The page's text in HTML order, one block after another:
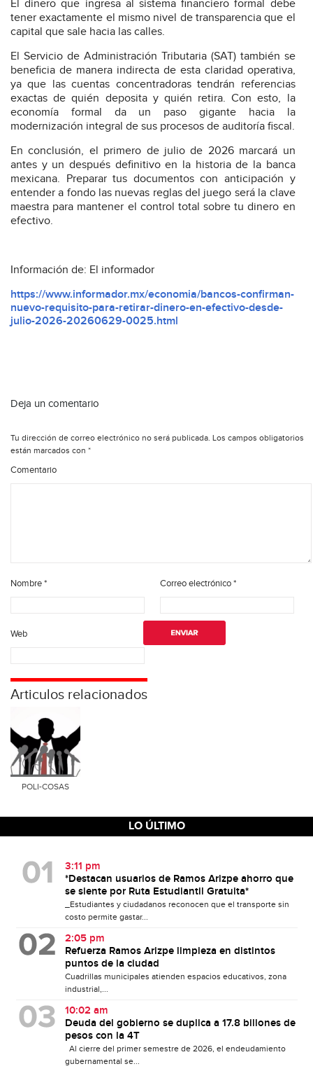
El dinero que ingresa al sistema financiero formal debe
tener exactamente el mismo nivel de transparencia que el
capital que sale hacia las calles.
El Servicio de Administración Tributaria (SAT) también se
beneficia de manera indirecta de esta claridad operativa,
ya que las cuentas concentradoras tendrán referencias
exactas de quién deposita y quién retira. Con esto, la
economía formal da un paso gigante hacia la
modernización integral de sus procesos de auditoría fiscal.
En conclusión, el primero de julio de 2026 marcará un
antes y un después definitivo en la historia de la banca
mexicana. Preparar tus documentos con anticipación y
entender a fondo las nuevas reglas del juego será la clave
maestra para mantener el control total sobre tu dinero en
efectivo.
Información de: El informador
https://www.informador.mx/economia/bancos-confirman-
nuevo-requisito-para-retirar-dinero-en-efectivo-desde-
julio-2026-20260629-0025.html
Deja un comentario
Tu dirección de correo electrónico no será publicada. Los campos obligatorios
están marcados con *
Comentario
Nombre* Correo electrónico*
Web
Articulos relacionados
POLI-COSAS
LO ÚLTIMO
3:11 pm
*Destacan usuarios de Ramos Arizpe ahorro que
se siente por Ruta Estudiantil Gratuita*
_Estudiantes y ciudadanos reconocen que el transporte sin
costo permite gastar...
2:05 pm
Refuerza Ramos Arizpe limpieza en distintos
puntos de la ciudad
Cuadrillas municipales atienden espacios educativos, zona
industrial,...
10:02 am
Deuda del gobierno se duplica a 17.8 billones de
pesos con la 4T
Al cierre del primer semestre de 2026, el endeudamiento
gubernamental se...